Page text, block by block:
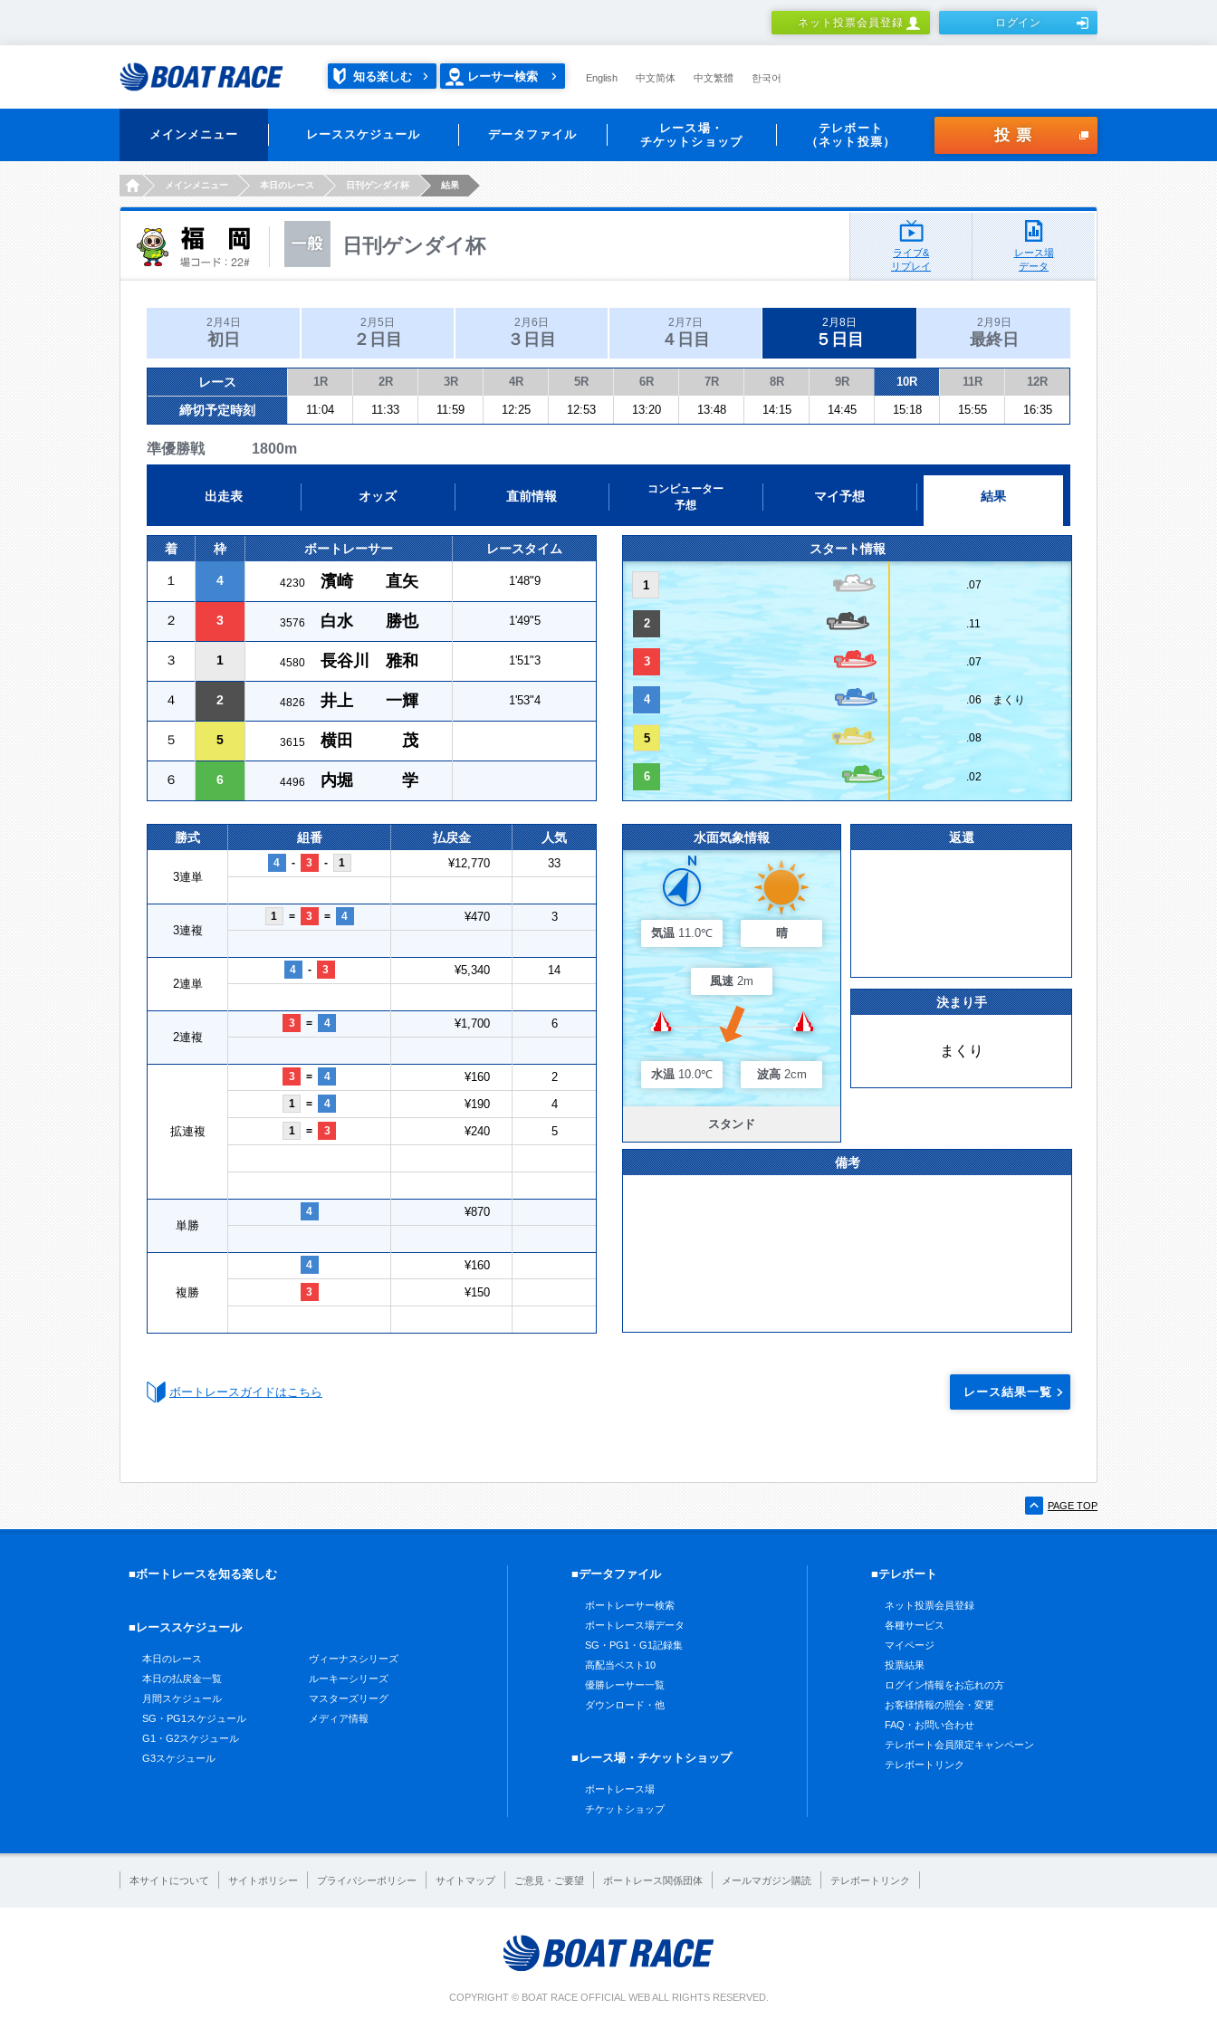
ネット投票会員登録 ログイン
知る楽しむ レーサー検索 English 中文简体 中文繁體 한국어
メインメニュー レーススケジュール データファイル
レース場・
チケットショップ
テレボート
（ネット投票）
投票
HOMEメインメニュー 本日のレース 日刊ゲンダイ杯 結果
日刊ゲンダイ杯
ライブ&
リプレイ
レース場
データ
2月4日
初日
2月5日
２日目
2月6日
３日目
2月7日
４日目
2月8日
５日目
2月9日
最終日
レース 1R 2R 3R 4R 5R 6R 7R 8R 9R 10R 11R 12R
締切予定時刻 11:04 11:33 11:59 12:25 12:53 13:20 13:48 14:15 14:45 15:18 15:55 16:35
準優勝戦 1800m
出走表 オッズ 直前情報
コンピューター
予想
マイ予想 結果
着 枠 ボートレーサー レースタイム
１ 4 4230 濱崎 直矢 1'48"9
２ 3 3576 白水 勝也 1'49"5
３ 1 4580 長谷川 雅和 1'51"3
４ 2 4826 井上 一輝 1'53"4
５ 5 3615 横田 茂
６ 6 4496 内堀 学
スタート情報
1 .07
2 .11
3 .07
4 .06 まくり
5 .08
6 .02
勝式 組番 払戻金 人気
3連単
4 - 3 - 1 ¥12,770 33
3連複
1 = 3 = 4 ¥470 3
2連単
4 - 3 ¥5,340 14
2連複
3 = 4 ¥1,700 6
拡連複
3 = 4 ¥160 2
1 = 4 ¥190 4
1 = 3 ¥240 5
単勝
4 ¥870
複勝
4 ¥160
3 ¥150
水面気象情報
気温 11.0℃ 晴
風速 2m
水温 10.0℃ 波高 2cm
スタンド
返還
決まり手
まくり
備考
ボートレースガイドはこちら レース結果一覧
PAGE TOP
■ボートレースを知る楽しむ
■レーススケジュール
本日のレース
本日の払戻金一覧
月間スケジュール
SG・PG1スケジュール
G1・G2スケジュール
G3スケジュール
ヴィーナスシリーズ
ルーキーシリーズ
マスターズリーグ
メディア情報
■データファイル
ボートレーサー検索
ボートレース場データ
SG・PG1・G1記録集
高配当ベスト10
優勝レーサー一覧
ダウンロード・他
■レース場・チケットショップ
ボートレース場
チケットショップ
■テレボート
ネット投票会員登録
各種サービス
マイページ
投票結果
ログイン情報をお忘れの方
お客様情報の照会・変更
FAQ・お問い合わせ
テレボート会員限定キャンペーン
テレボートリンク
本サイトについて サイトポリシー プライバシーポリシー サイトマップ ご意見・ご要望 ボートレース関係団体 メールマガジン購読 テレボートリンク
COPYRIGHT © BOAT RACE OFFICIAL WEB ALL RIGHTS RESERVED.